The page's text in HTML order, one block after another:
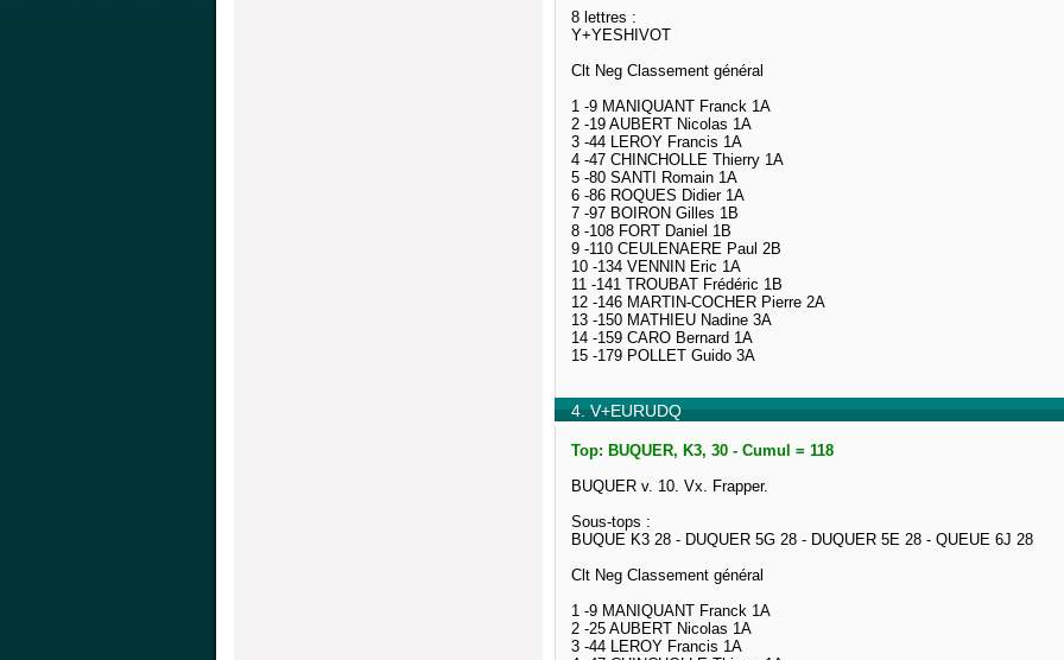
8 lettres :
Y+YESHIVOT
Clt Neg Classement général
1 -9 MANIQUANT Franck 1A
2 -19 AUBERT Nicolas 1A
3 -44 LEROY Francis 1A
4 -47 CHINCHOLLE Thierry 1A
5 -80 SANTI Romain 1A
6 -86 ROQUES Didier 1A
7 -97 BOIRON Gilles 1B
8 -108 FORT Daniel 1B
9 -110 CEULENAERE Paul 2B
10 -134 VENNIN Eric 1A
11 -141 TROUBAT Frédéric 1B
12 -146 MARTIN-COCHER Pierre 2A
13 -150 MATHIEU Nadine 3A
14 -159 CARO Bernard 1A
15 -179 POLLET Guido 3A
4. V+EURUDQ
Top: BUQUER, K3, 30 - Cumul = 118
BUQUER v. 10. Vx. Frapper.
Sous-tops :
BUQUE K3 28 - DUQUER 5G 28 - DUQUER 5E 28 - QUEUE 6J 28
Clt Neg Classement général
1 -9 MANIQUANT Franck 1A
2 -25 AUBERT Nicolas 1A
3 -44 LEROY Francis 1A